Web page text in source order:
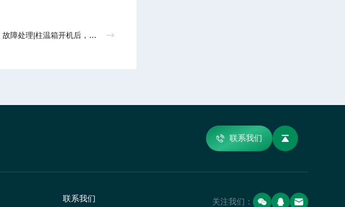
故障处理|柱温箱开机后，屏幕亮了但是没有显示
联系我们
联系我们 关注我们：